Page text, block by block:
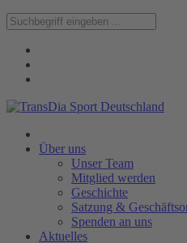
Über uns
Unser Team
Mitglied werden
Geschichte
Satzung &
Spenden an uns
Aktuelles